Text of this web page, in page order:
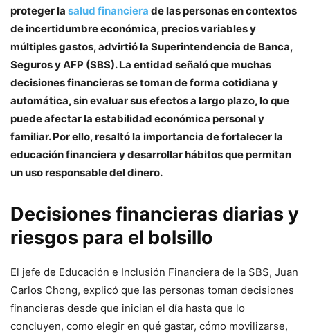
proteger la salud financiera de las personas en contextos
de incertidumbre económica, precios variables y
múltiples gastos, advirtió la Superintendencia de Banca,
Seguros y AFP (SBS). La entidad señaló que muchas
decisiones financieras se toman de forma cotidiana y
automática, sin evaluar sus efectos a largo plazo, lo que
puede afectar la estabilidad económica personal y
familiar. Por ello, resaltó la importancia de fortalecer la
educación financiera y desarrollar hábitos que permitan
un uso responsable del dinero.
Decisiones financieras diarias y
riesgos para el bolsillo
El jefe de Educación e Inclusión Financiera de la SBS, Juan
Carlos Chong, explicó que las personas toman decisiones
financieras desde que inician el día hasta que lo
concluyen, como elegir en qué gastar, cómo movilizarse,